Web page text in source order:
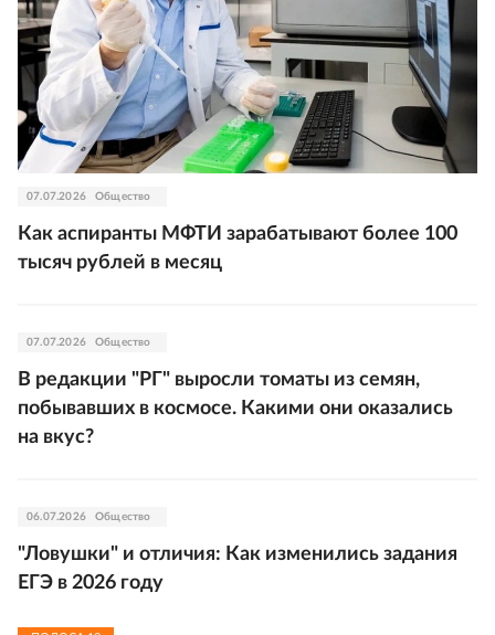
07.07.2026 Общество
Как аспиранты МФТИ зарабатывают более 100
тысяч рублей в месяц
07.07.2026 Общество
В редакции "РГ" выросли томаты из семян,
побывавших в космосе. Какими они оказались
на вкус?
06.07.2026 Общество
"Ловушки" и отличия: Как изменились задания
ЕГЭ в 2026 году